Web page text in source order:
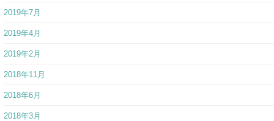
2019年7月
2019年4月
2019年2月
2018年11月
2018年6月
2018年3月